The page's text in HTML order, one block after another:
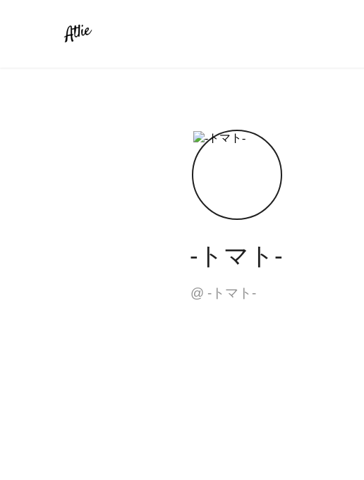
-トマト-
@ -トマト-